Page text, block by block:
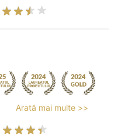
Arată mai multe >>